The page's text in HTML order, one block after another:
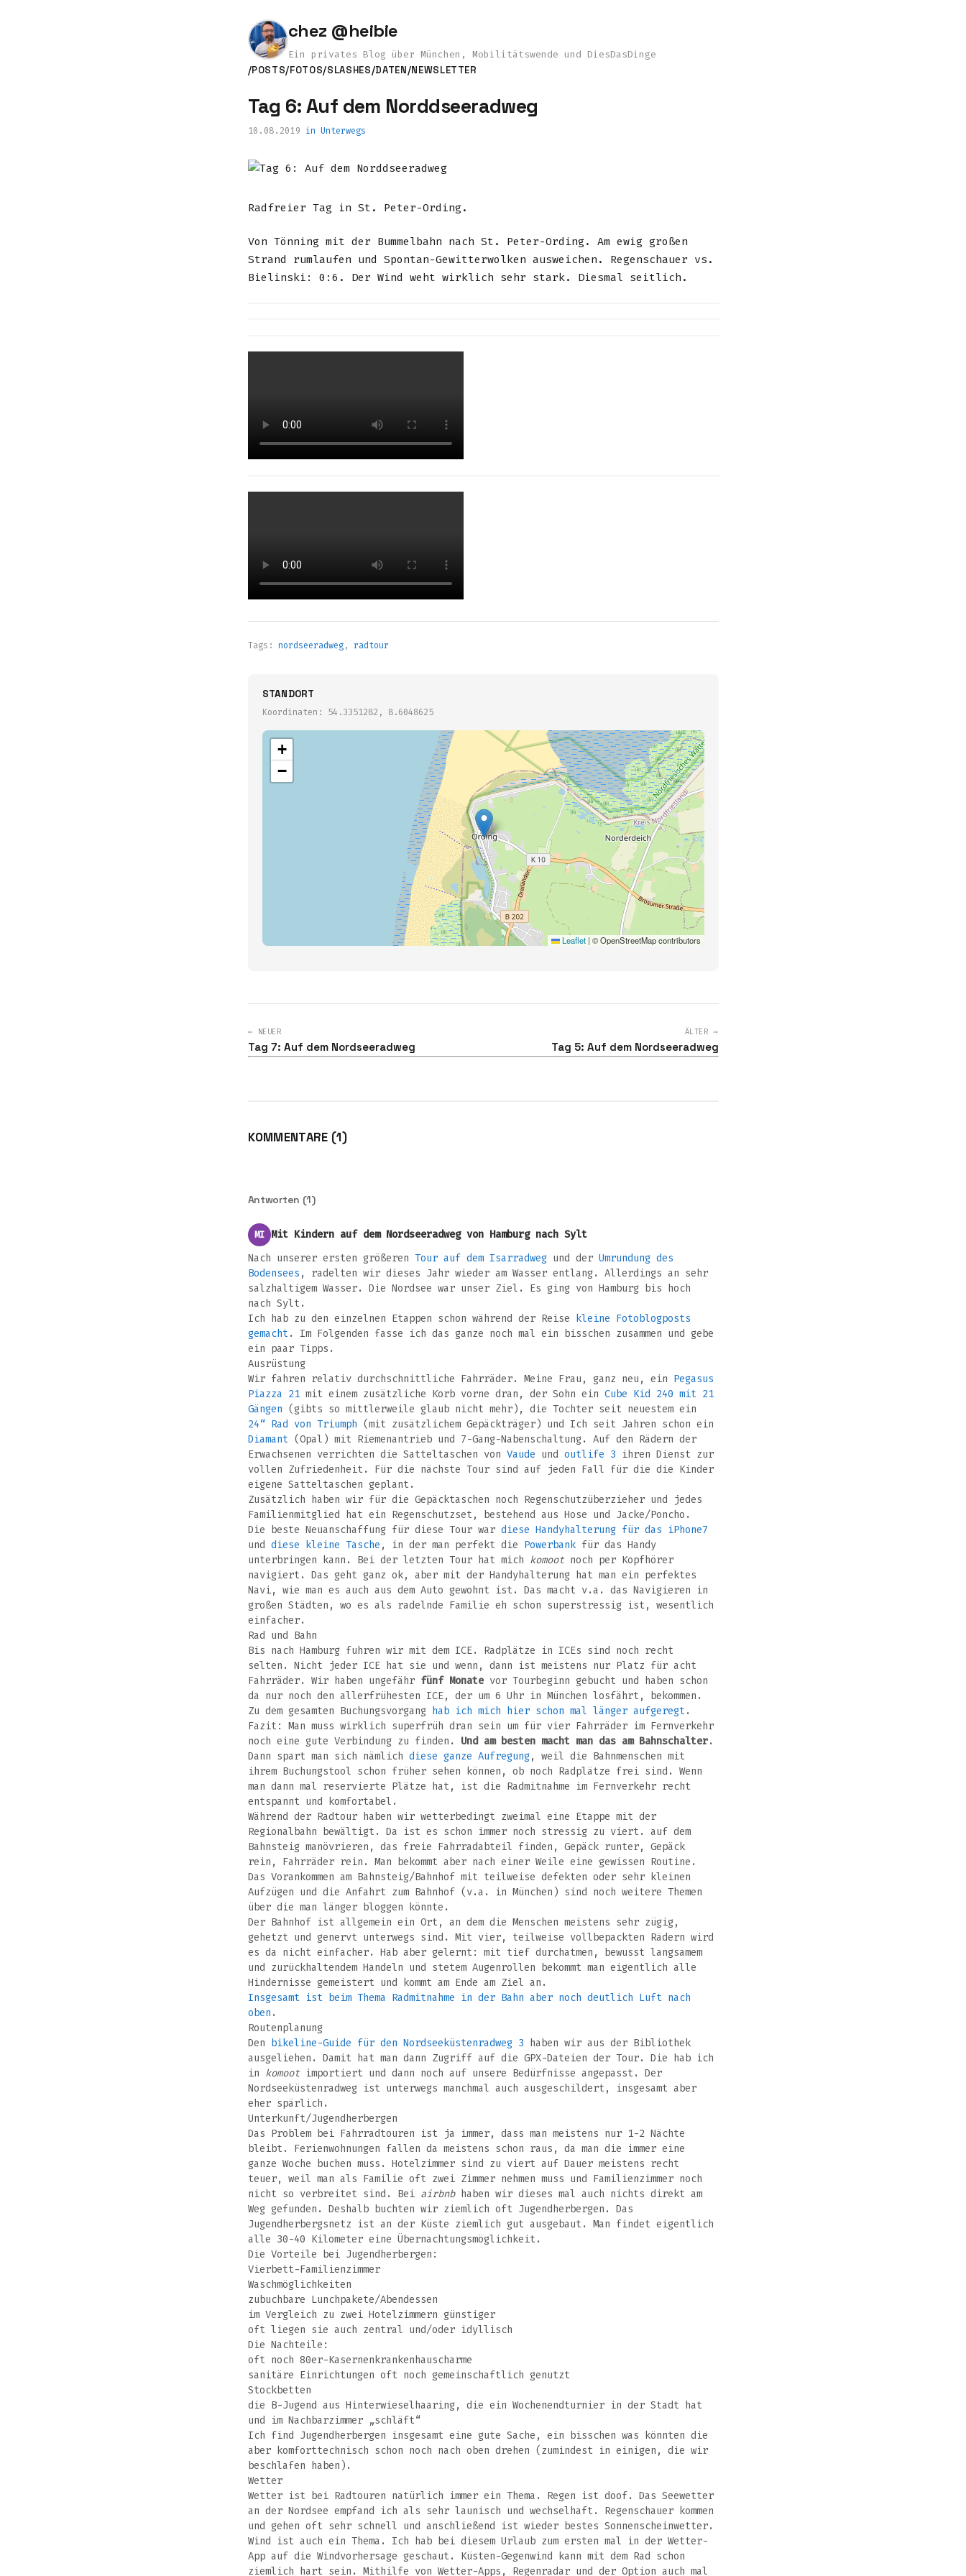
chez @heibie
Ein privates Blog über München, Mobilitätswende und DiesDasDinge
/POSTS/FOTOS/SLASHES/DATEN/NEWSLETTER
Tag 6: Auf dem Norddseeradweg
10.08.2019 inUnterwegs
Radfreier Tag in St. Peter-Ording.
Von Tönning mit der Bummelbahn nach St. Peter-Ording. Am ewig großen
Strand rumlaufen und Spontan-Gewitterwolken ausweichen. Regenschauer vs.
Bielinski: 0:6. Der Wind weht wirklich sehr stark. Diesmal seitlich.
Tags: nordseeradweg, radtour
STANDORT
Koordinaten: 54.3351282, 8.6048625
+
−
Leaflet | © OpenStreetMap contributors
← NEUER
Tag 7: Auf dem Nordseeradweg
ÄLTER →
Tag 5: Auf dem Nordseeradweg
KOMMENTARE (1)
Antworten (1)
MI
Mit Kindern auf dem Nordseeradweg von Hamburg nach Sylt
Nach unserer ersten größeren Tour auf dem Isarradwegund der Umrundung des
Bodensees , radelten wir dieses Jahr wieder am Wasser entlang. Allerdings an sehr
salzhaltigem Wasser. Die Nordsee war unser Ziel. Es ging von Hamburg bis hoch
nach Sylt.
Ich hab zu den einzelnen Etappen schon während der Reise
kleine Fotoblogposts
gemacht. Im Folgenden fasse ich das ganze noch mal ein bisschen zusammen und gebe
ein paar Tipps.
Ausrüstung
Wir fahren relativ durchschnittliche Fahrräder. Meine Frau, ganz neu, ein Pegasus
Piazza 21mit einem zusätzliche Korb vorne dran, der Sohn ein Cube Kid 240 mit 21
Gängen (gibts so mittlerweile glaub nicht mehr), die Tochter seit neuestem ein
24“ Rad von Triumph (mit zusätzlichem Gepäckträger) und Ich seit Jahren schon ein
Diamant(Opal) mit Riemenantrieb und 7-Gang-Nabenschaltung. Auf den Rädern der
Erwachsenen verrichten die Satteltaschen von Vaude und outlife 3 ihren Dienst zur
vollen Zufriedenheit. Für die nächste Tour sind auf jeden Fall für die die Kinder
eigene Satteltaschen geplant.
Zusätzlich haben wir für die Gepäcktaschen noch Regenschutzüberzieher und jedes
Familienmitglied hat ein Regenschutzset, bestehend aus Hose und Jacke/Poncho.
Die beste Neuanschaffung für diese Tour war diese Handyhalterung für das iPhone7
und diese kleine Tasche , in der man perfekt die Powerbankfür das Handy
unterbringen kann. Bei der letzten Tour hat mich komootnoch per Kopfhörer
navigiert. Das geht ganz ok, aber mit der Handyhalterung hat man ein perfektes
Navi, wie man es auch aus dem Auto gewohnt ist. Das macht v.a. das Navigieren in
großen Städten, wo es als radelnde Familie eh schon superstressig ist, wesentlich
einfacher.
Rad und Bahn
Bis nach Hamburg fuhren wir mit dem ICE. Radplätze in ICEs sind noch recht
selten. Nicht jeder ICE hat sie und wenn, dann ist meistens nur Platz für acht
Fahrräder. Wir haben ungefähr fünf Monatevor Tourbeginn gebucht und haben schon
da nur noch den allerfrühesten ICE, der um 6 Uhr in München losfährt, bekommen.
Zu dem gesamten Buchungsvorgang
hab ich mich hier schon mal länger aufgeregt.
Fazit: Man muss wirklich superfrüh dran sein um für vier Fahrräder im Fernverkehr
noch eine gute Verbindung zu finden. Und am besten macht man das am Bahnschalter.
Dann spart man sich nämlich diese ganze Aufregung, weil die Bahnmenschen mit
ihrem Buchungstool schon früher sehen können, ob noch Radplätze frei sind. Wenn
man dann mal reservierte Plätze hat, ist die Radmitnahme im Fernverkehr recht
entspannt und komfortabel.
Während der Radtour haben wir wetterbedingt zweimal eine Etappe mit der
Regionalbahn bewältigt. Da ist es schon immer noch stressig zu viert. auf dem
Bahnsteig manövrieren, das freie Fahrradabteil finden, Gepäck runter, Gepäck
rein, Fahrräder rein. Man bekommt aber nach einer Weile eine gewissen Routine.
Das Vorankommen am Bahnsteig/Bahnhof mit teilweise defekten oder sehr kleinen
Aufzügen und die Anfahrt zum Bahnhof (v.a. in München) sind noch weitere Themen
über die man länger bloggen könnte.
Der Bahnhof ist allgemein ein Ort, an dem die Menschen meistens sehr zügig,
gehetzt und genervt unterwegs sind. Mit vier, teilweise vollbepackten Rädern wird
es da nicht einfacher. Hab aber gelernt: mit tief durchatmen, bewusst langsamem
und zurückhaltendem Handeln und stetem Augenrollen bekommt man eigentlich alle
Hindernisse gemeistert und kommt am Ende am Ziel an.
Insgesamt ist beim Thema Radmitnahme in der Bahn aber noch deutlich Luft nach
oben .
Routenplanung
Den
bikeline-Guide für den Nordseeküstenradweg 3 haben wir aus der Bibliothek
ausgeliehen. Damit hat man dann Zugriff auf die GPX-Dateien der Tour. Die hab ich
in komootimportiert und dann noch auf unsere Bedürfnisse angepasst. Der
Nordseeküstenradweg ist unterwegs manchmal auch ausgeschildert, insgesamt aber
eher spärlich.
Unterkunft/Jugendherbergen
Das Problem bei Fahrradtouren ist ja immer, dass man meistens nur 1-2 Nächte
bleibt. Ferienwohnungen fallen da meistens schon raus, da man die immer eine
ganze Woche buchen muss. Hotelzimmer sind zu viert auf Dauer meistens recht
teuer, weil man als Familie oft zwei Zimmer nehmen muss und Familienzimmer noch
nicht so verbreitet sind. Bei airbnbhaben wir dieses mal auch nichts direkt am
Weg gefunden. Deshalb buchten wir ziemlich oft Jugendherbergen. Das
Jugendherbergsnetz ist an der Küste ziemlich gut ausgebaut. Man findet eigentlich
alle 30-40 Kilometer eine Übernachtungsmöglichkeit.
Die Vorteile bei Jugendherbergen:
Vierbett-Familienzimmer
Waschmöglichkeiten
zubuchbare Lunchpakete/Abendessen
im Vergleich zu zwei Hotelzimmern günstiger
oft liegen sie auch zentral und/oder idyllisch
Die Nachteile:
oft noch 80er-Kasernenkrankenhauscharme
sanitäre Einrichtungen oft noch gemeinschaftlich genutzt
Stockbetten
die B-Jugend aus Hinterwieselhaaring, die ein Wochenendturnier in der Stadt hat
und im Nachbarzimmer „schläft“
Ich find Jugendherbergen insgesamt eine gute Sache, ein bisschen was könnten die
aber komforttechnisch schon noch nach oben drehen (zumindest in einigen, die wir
beschlafen haben).
Wetter
Wetter ist bei Radtouren natürlich immer ein Thema. Regen ist doof. Das Seewetter
an der Nordsee empfand ich als sehr launisch und wechselhaft. Regenschauer kommen
und gehen oft sehr schnell und anschließend ist wieder bestes Sonnenscheinwetter.
Wind ist auch ein Thema. Ich hab bei diesem Urlaub zum ersten mal in der Wetter-
App auf die Windvorhersage geschaut. Küsten-Gegenwind kann mit dem Rad schon
ziemlich hart sein. Mithilfe von Wetter-Apps, Regenradar und der Option auch mal